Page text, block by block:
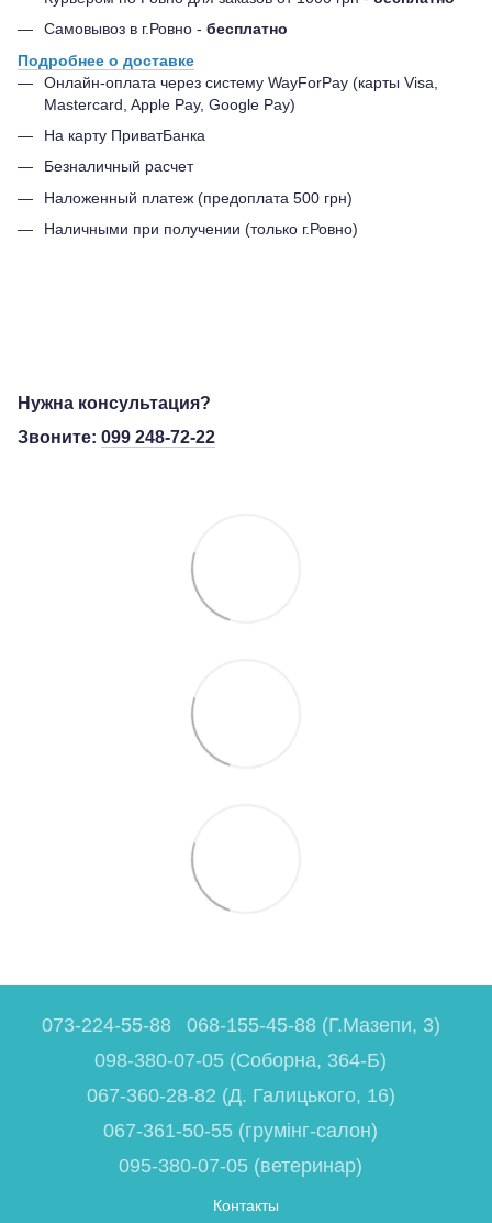
Самовывоз в г.Ровно - бесплатно
Подробнее о доставке
Онлайн-оплата через систему WayForPay (карты Visa,
Mastercard, Apple Pay, Google Pay)
На карту ПриватБанка
Безналичный расчет
Наложенный платеж (предоплата 500 грн)
Наличными при получении (только г.Ровно)
Нужна консультация?
Звоните: 099 248-72-22
073-224-55-88
068-155-45-88 (Г.Мазепи, 3)
098-380-07-05 (Соборна, 364-Б)
067-360-28-82 (Д. Галицького, 16)
067-361-50-55 (грумінг-салон)
095-380-07-05 (ветеринар)
Контакты